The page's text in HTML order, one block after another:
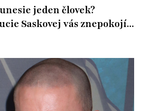
jeden človek?
Saskovej vás znepokojí...